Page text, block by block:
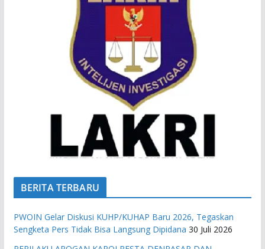
BERITA TERBARU
PWOIN Gelar Diskusi KUHP/KUHAP Baru 2026, Tegaskan
Sengketa Pers Tidak Bisa Langsung Dipidana 30 Juli 2026